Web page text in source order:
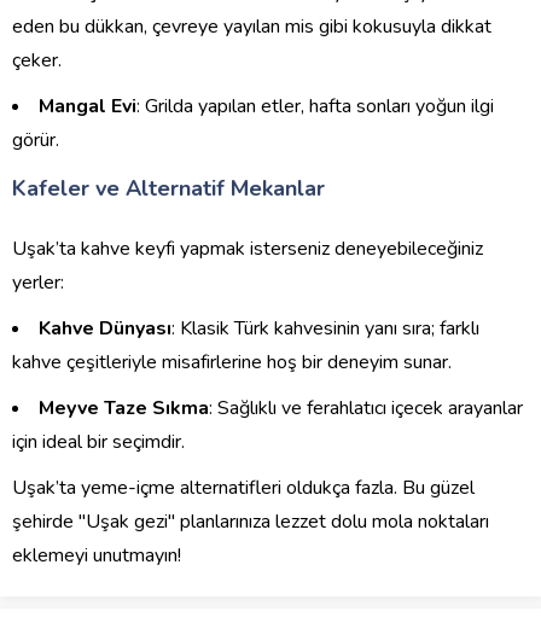
eden bu dükkan, çevreye yayılan mis gibi kokusuyla dikkat
çeker.
Mangal Evi: Grilda yapılan etler, hafta sonları yoğun ilgi
görür.
Kafeler ve Alternatif Mekanlar
Uşak’ta kahve keyfi yapmak isterseniz deneyebileceğiniz
yerler:
Kahve Dünyası: Klasik Türk kahvesinin yanı sıra; farklı
kahve çeşitleriyle misafirlerine hoş bir deneyim sunar.
Meyve Taze Sıkma: Sağlıklı ve ferahlatıcı içecek arayanlar
için ideal bir seçimdir.
Uşak’ta yeme-içme alternatifleri oldukça fazla. Bu güzel
şehirde "Uşak gezi" planlarınıza lezzet dolu mola noktaları
eklemeyi unutmayın!